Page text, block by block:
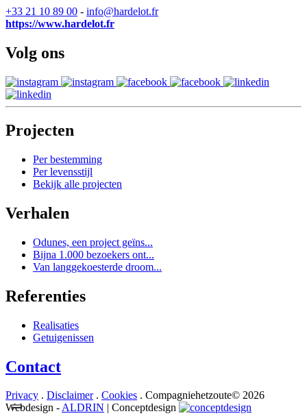
+33 21 10 89 00 - info@hardelot.fr
https://www.hardelot.fr
Volg ons
Projecten
Per bestemming
Per levensstijl
Bekijk alle projecten
Verhalen
Odunes, een project geïns...
Bijna 1.000 bezoekers ont...
Van langgekoesterde droom...
Referenties
Realisaties
Getuigenissen
Contact
Privacy . Disclaimer. Cookies . Compagniehetzoute© 2026
Webdesign -ALDRIN | Conceptdesign